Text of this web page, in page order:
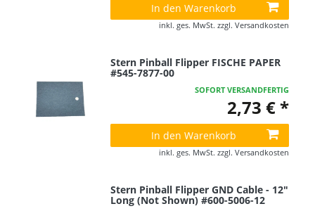
In den Warenkorb
inkl. ges. MwSt. zzgl. Versandkosten
Stern Pinball Flipper FISCHE PAPER
#545-7877-00
SOFORT VERSANDFERTIG
2,73 € *
In den Warenkorb
inkl. ges. MwSt. zzgl. Versandkosten
Stern Pinball Flipper GND Cable - 12"
Long (Not Shown) #600-5006-12